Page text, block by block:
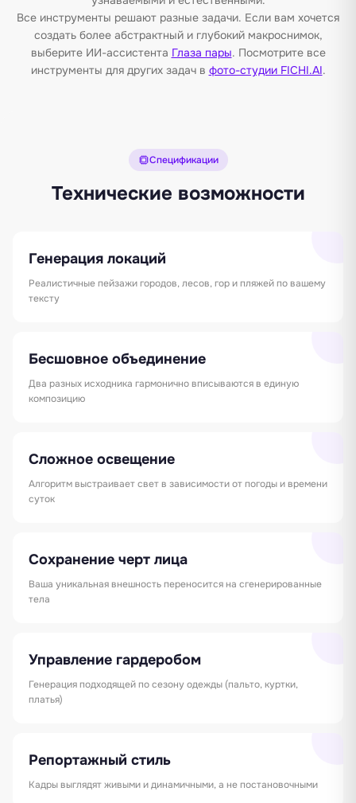
Все инструменты решают разные задачи. Если вам хочется
создать более абстрактный и глубокий макроснимок,
выберите ИИ-ассистента Глаза пары. Посмотрите все
инструменты для других задач в фото-студии FICHI.AI.
Спецификации
Технические возможности
Генерация локаций
Реалистичные пейзажи городов, лесов, гор и пляжей по вашему
тексту
Бесшовное объединение
Два разных исходника гармонично вписываются в единую
композицию
Сложное освещение
Алгоритм выстраивает свет в зависимости от погоды и времени
суток
Сохранение черт лица
Ваша уникальная внешность переносится на сгенерированные
тела
Управление гардеробом
Генерация подходящей по сезону одежды (пальто, куртки,
платья)
Репортажный стиль
Кадры выглядят живыми и динамичными, а не постановочными